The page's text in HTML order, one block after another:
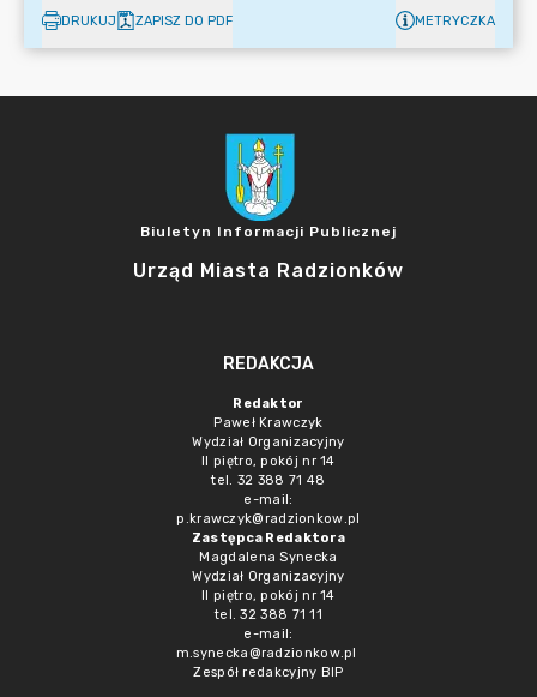
DRUKUJ ZAPISZ DO PDF METRYCZKA
Biuletyn Informacji Publicznej
Urząd Miasta Radzionków
REDAKCJA
Redaktor
Paweł Krawczyk
Wydział Organizacyjny
II piętro, pokój nr 14
tel. 32 388 71 48
e-mail:
p.krawczyk@radzionkow.pl
Zastępca Redaktora
Magdalena Synecka
Wydział Organizacyjny
II piętro, pokój nr 14
tel. 32 388 71 11
e-mail:
m.synecka@radzionkow.pl
Zespół redakcyjny BIP